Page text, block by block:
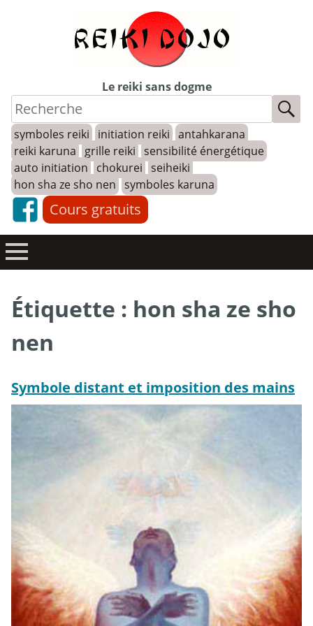
Le reiki sans dogme
symboles reiki initiation reiki antahkarana
reiki karuna
grille reiki sensibilité énergétique
auto initiation
chokurei seiheiki
hon sha ze sho nen symboles karuna
Cours gratuits
Étiquette : hon sha ze sho
nen
Symbole distant et imposition des mains